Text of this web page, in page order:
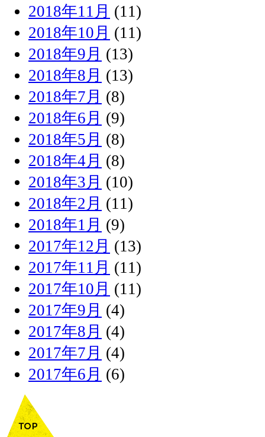
2018年11月 (11)
2018年10月 (11)
2018年9月 (13)
2018年8月 (13)
2018年7月 (8)
2018年6月 (9)
2018年5月 (8)
2018年4月 (8)
2018年3月 (10)
2018年2月 (11)
2018年1月 (9)
2017年12月 (13)
2017年11月 (11)
2017年10月 (11)
2017年9月 (4)
2017年8月 (4)
2017年7月 (4)
2017年6月 (6)